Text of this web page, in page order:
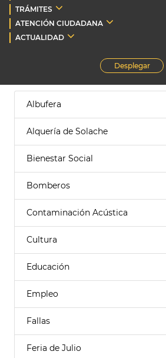
TRÁMITES
ATENCIÓN CIUDADANA
ACTUALIDAD
Desplegar
Albufera
Alquería de Solache
Bienestar Social
Bomberos
Contaminación Acústica
Cultura
Educación
Empleo
Fallas
Feria de Julio